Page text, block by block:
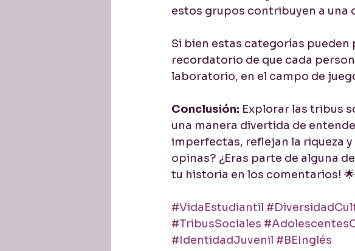
estos grupos contribuyen a una
Si bien estas categorías
recordatorio de que cada
laboratorio, en el campo de
Conclusión: Explorar las tribus
una manera divertida de
imperfectas, reflejan la riqueza
opinas? ¿Eras parte de alguna
tu historia en los comentarios! 🌟
#VidaEstudiantil
#TribusSociales
#IdentidadJuvenil #BEInglés